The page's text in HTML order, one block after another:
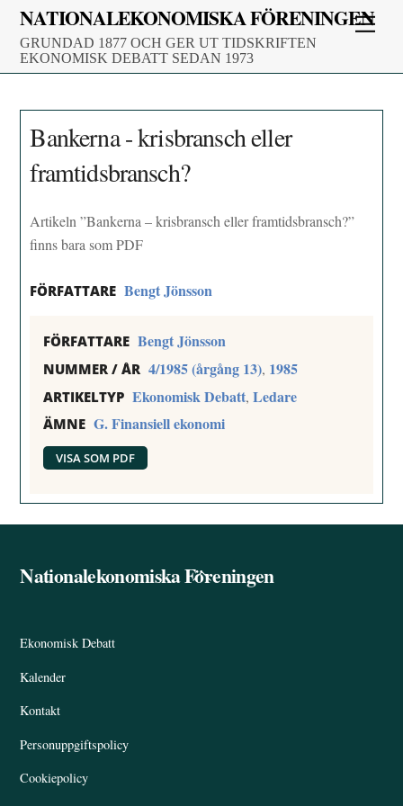
Skip
content
NATIONALEKONOMISKA FÖRENINGEN
GRUNDAD 1877 OCH GER UT TIDSKRIFTEN
EKONOMISK DEBATT SEDAN 1973
Bankerna - krisbransch eller
framtidsbransch?
Artikeln ”Bankerna – krisbransch eller framtidsbransch?”
finns bara som PDF
FÖRFATTARE Bengt Jönsson
FÖRFATTARE Bengt Jönsson
NUMMER / ÅR 4/1985 (årgång 13), 1985
ARTIKELTYP Ekonomisk Debatt,Ledare
ÄMNE G. Finansiell ekonomi
VISA SOM PDF
Back
Nationalekonomiska Föreningen
Ekonomisk Debatt
Kalender
Kontakt
Personuppgiftspolicy
Cookiepolicy